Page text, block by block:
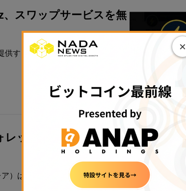
スワップサービスを無
するBoltz（ボルツ）は8月4日、
ット発表──AIエージ
）は8月4日、ステーブルコインの
×